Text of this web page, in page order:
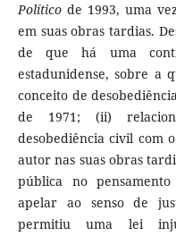
Políticode 1993, uma
em suas obras tardias.
de que há uma
estadunidense, sobre a
conceito de
de 1971; (ii)
desobediência civil com
autor nas suas obras
pública no
apelar ao senso de
permitiu uma lei